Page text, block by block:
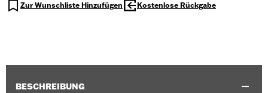
Zur Wunschliste Hinzufügen Kostenlose Rückgabe
BESCHREIBUNG